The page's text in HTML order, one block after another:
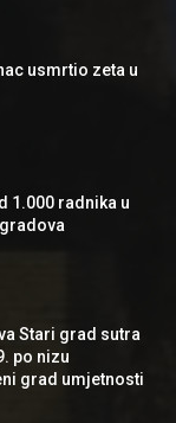
usmrtio zeta u
1.000 radnika u
Stari grad sutra
po nizu
grad umjetnosti